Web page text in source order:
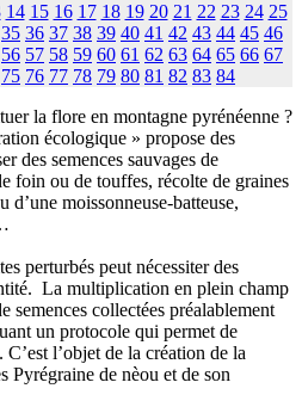
14 15 16 17 18 19 20 21 22 23 24 25
35 36 37 38 39 40 41 42 43 44 45 46
56 57 58 59 60 61 62 63 64 65 66 67
75 76 77 78 79 80 81 82 83 84
la flore en montagne pyrénéenne ?
écologique » propose des
des semences sauvages de
foin ou de touffes, récolte de graines
d’une moissonneuse-batteuse,
perturbés peut nécessiter des
La multiplication en plein champ
semences collectées préalablement
un protocole qui permet de
l’objet de la création de la
Pyrégraine de nèou et de son